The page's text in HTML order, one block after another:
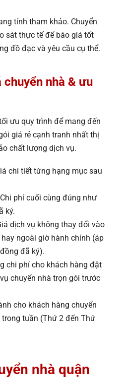
tính tham khảo. Chuyển
sát thực tế để báo giá tốt
đồ đạc và yêu cầu cụ thể.
chuyển nhà & ưu
ưu quy trình để mang đến
giá rẻ cạnh tranh nhất thị
chất lượng dịch vụ.
chi tiết từng hạng mục sau
Chi phí cuối cùng đúng như
ký.
dịch vụ không thay đổi vào
ngoài giờ hành chính (áp
đã ký).
chi phí cho khách hàng đặt
chuyển nhà trọn gói trước
cho khách hàng chuyển
tuần (Thứ 2 đến Thứ
nhà quận